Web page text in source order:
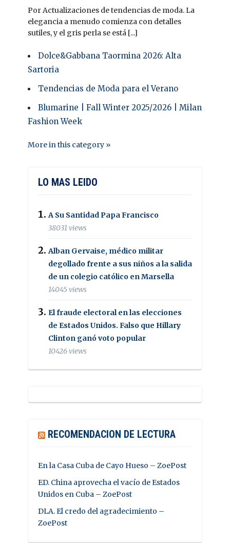
Por Actualizaciones de tendencias de moda. La
elegancia a menudo comienza con detalles
sutiles, y el gris perla se está [...]
Dolce&Gabbana Taormina 2026: Alta
Sartoria
Tendencias de Moda para el Verano
Blumarine | Fall Winter 2025/2026 | Milan
Fashion Week
More in this category »
LO MAS LEIDO
A Su Santidad Papa Francisco
38031 views
Alban Gervaise, médico militar
degollado frente a sus niños a la salida
de un colegio católico en Marsella
14045 views
El fraude electoral en las elecciones
de Estados Unidos. Falso que Hillary
Clinton ganó voto popular
10426 views
RECOMENDACION DE LECTURA
En la Casa Cuba de Cayo Hueso – ZoePost
ED. China aprovecha el vacío de Estados
Unidos en Cuba – ZoePost
DLA. El credo del agradecimiento –
ZoePost